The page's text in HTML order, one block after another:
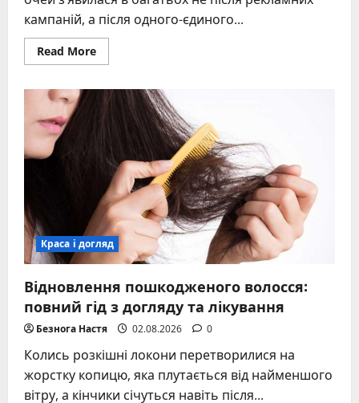
кампаній, а після одного-єдиного...
Read MoreRead
more
патчів
на
очі
секрети
помилки
Краса і догляд
Відновлення пошкодженого волосся:
повний гід з догляду та лікування
Безнога Настя 02.08.2026 0
Колись розкішні локони перетворилися на
жорстку копицю, яка плутається від найменшого
вітру, а кінчики січуться навіть після...